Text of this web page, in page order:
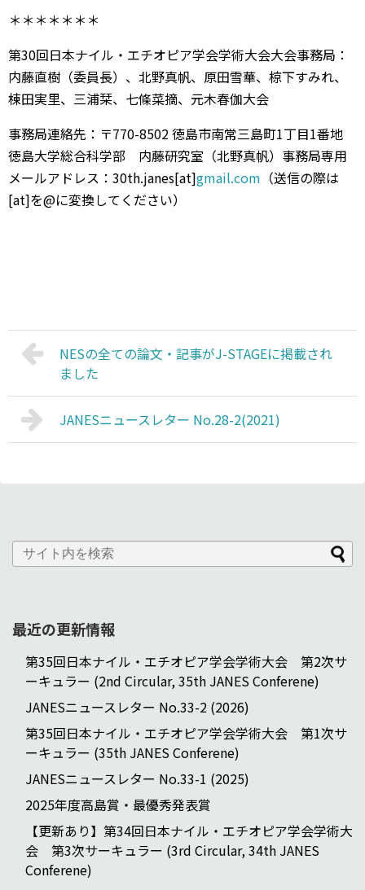
＊＊＊＊＊＊＊
第30回日本ナイル・エチオピア学会学術大会大会事務局：
内藤直樹（委員長）、北野真帆、原田雪華、椋下すみれ、
棟田実里、三浦栞、七條菜摘、元木春伽大会
事務局連絡先：〒770-8502 徳島市南常三島町1丁目1番地
徳島大学総合科学部 内藤研究室（北野真帆）事務局専用
メールアドレス：30th.janes[at]gmail.com （送信の際は
[at]を@に変換してください）
NESの全ての論文・記事がJ-STAGEに掲載され
ました
JANESニュースレター No.28-2(2021)
最近の更新情報
第35回日本ナイル・エチオピア学会学術大会 第2次サ
ーキュラー (2nd Circular, 35th JANES Conferene)
JANESニュースレター No.33-2 (2026)
第35回日本ナイル・エチオピア学会学術大会 第1次サ
ーキュラー (35th JANES Conferene)
JANESニュースレター No.33-1 (2025)
2025年度高島賞・最優秀発表賞
【更新あり】第34回日本ナイル・エチオピア学会学術大
会 第3次サーキュラー (3rd Circular, 34th JANES
Conferene)